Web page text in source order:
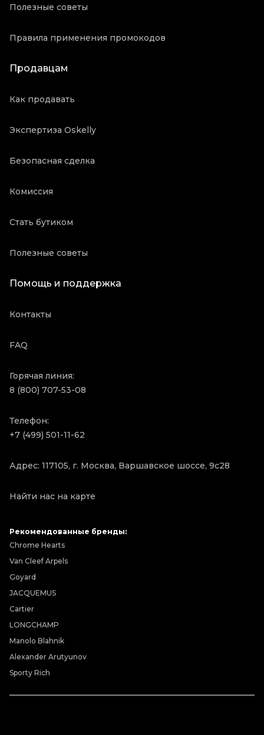
Полезные советы
Правила применения промокодов
Продавцам
Как продавать
Экспертиза Oskelly
Безопасная сделка
Комиссия
Стать бутиком
Полезные советы
Помощь и поддержка
Контакты
FAQ
Горячая линия:
8 (800) 707-53-08
Телефон:
+7 (499) 501-11-62
Адрес: 117105, г. Москва, Варшавское шоссе, 9с28
Найти нас на карте
Рекомендованные бренды:
Chrome Hearts
Van Cleef Arpels
Goyard
JACQUEMUS
Cartier
LONGCHAMP
Manolo Blahnik
Alexander Arutyunov
Sporty Rich